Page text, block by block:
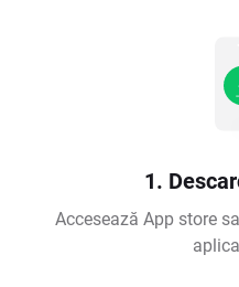
1.
Accesează App store